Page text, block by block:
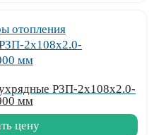
РЗП-2x108x2.0-
мм
цену